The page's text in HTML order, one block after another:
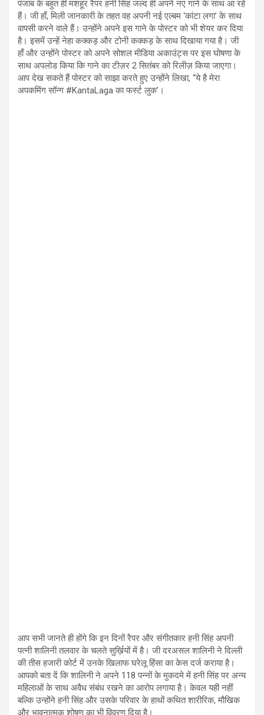
पंजाब के बहुत ही मशहूर रैपर हनी सिंह जल्द ही अपने नए गाने के साथ आ रहे
हैं। जी हाँ, मिली जानकारी के तहत वह अपनी नई एल्बम ‘कांटा लगा’ के साथ
वापसी करने वाले हैं। उन्होंने अपने इस गाने के पोस्टर को भी शेयर कर दिया
है। इसमें उन्हें नेहा कक्कड़ और टोनी कक्कड़ के साथ दिखाया गया है। जी
हाँ और उन्होंने पोस्टर को अपने सोशल मीडिया अकाउंट्स पर इस घोषणा के
साथ अपलोड किया कि गाने का टीज़र 2 सितंबर को रिलीज़ किया जाएगा।
आप देख सकते हैं पोस्टर को साझा करते हुए उन्होंने लिखा, “ये है मेरा
अपकमिंग सॉन्ग #KantaLaga का फर्स्ट लुक’।
आप सभी जानते ही होंगे कि इन दिनों रैपर और संगीतकार हनी सिंह अपनी
पत्नी शालिनी तलवार के चलते सुर्ख़ियों में है। जी दरअसल शालिनी ने दिल्ली
की तीस हजारी कोर्ट में उनके खिलाफ घरेलू हिंसा का केस दर्ज कराया है।
आपको बता दें कि शालिनी ने अपने 118 पन्नों के मुकदमे में हनी सिंह पर अन्य
महिलाओं के साथ अवैध संबंध रखने का आरोप लगाया है। केवल यही नहीं
बल्कि उन्होंने हनी सिंह और उसके परिवार के हाथों कथित शारीरिक, मौखिक
और भावनात्मक शोषण का भी विवरण दिया है।